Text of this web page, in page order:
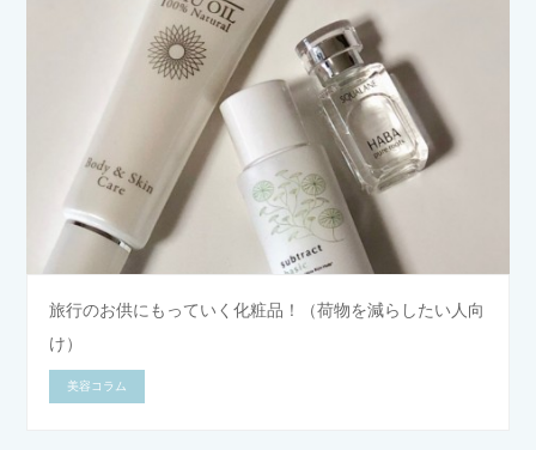
旅行のお供にもっていく化粧品！（荷物を減らしたい人向
け）
美容コラム